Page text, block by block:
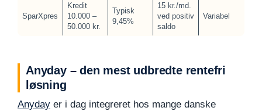
SparXpres
Kredit
10.000 –
50.000 kr.
Typisk
9,45%
15 kr./md.
ved positiv
saldo
Variabel
Anyday – den mest udbredte rentefri
løsning
Anyday er i dag integreret hos mange danske